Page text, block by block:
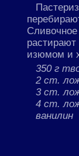
изюмом и
350 г
2 ст.
3 ст.
4 ст.
ванилин